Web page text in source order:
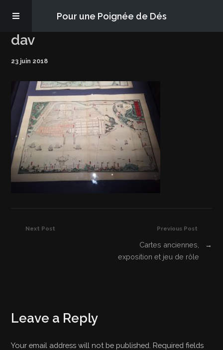
Pour une Poignée de Dés
Les épisodes
S’abonner
Blog
À propos
dav
23 juin 2018
Previous Post
Cartes anciennes,
exposition et jeu de rôle
→
Next Post
Leave a Reply
Your email address will not be published. Required fields